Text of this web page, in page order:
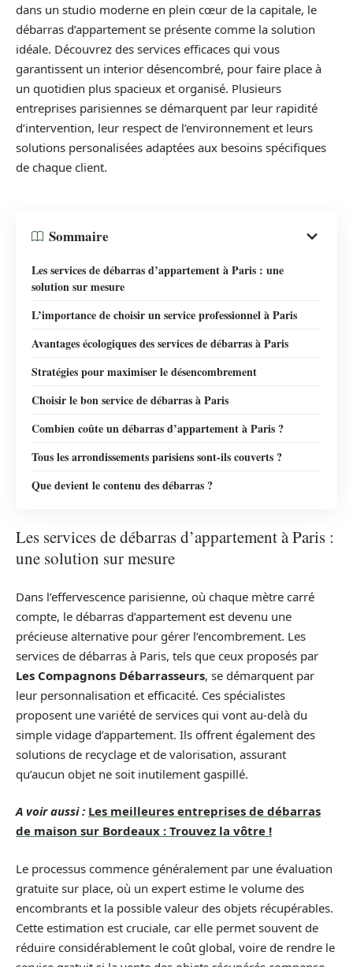
dans un studio moderne en plein cœur de la capitale, le
débarras d’appartement se présente comme la solution
idéale. Découvrez des services efficaces qui vous
garantissent un interior désencombré, pour faire place à
un quotidien plus spacieux et organisé. Plusieurs
entreprises parisiennes se démarquent par leur rapidité
d’intervention, leur respect de l’environnement et leurs
solutions personalisées adaptées aux besoins spécifiques
de chaque client.
Sommaire
Les services de débarras d’appartement à Paris : une
solution sur mesure
L’importance de choisir un service professionnel à Paris
Avantages écologiques des services de débarras à Paris
Stratégies pour maximiser le désencombrement
Choisir le bon service de débarras à Paris
Combien coûte un débarras d’appartement à Paris ?
Tous les arrondissements parisiens sont-ils couverts ?
Que devient le contenu des débarras ?
Les services de débarras d’appartement à Paris :
une solution sur mesure
Dans l’effervescence parisienne, où chaque mètre carré
compte, le débarras d’appartement est devenu une
précieuse alternative pour gérer l’encombrement. Les
services de débarras à Paris, tels que ceux proposés par
Les Compagnons Débarrasseurs, se démarquent par
leur personnalisation et efficacité. Ces spécialistes
proposent une variété de services qui vont au-delà du
simple vidage d’appartement. Ils offrent également des
solutions de recyclage et de valorisation, assurant
qu’aucun objet ne soit inutilement gaspillé.
A voir aussi : Les meilleures entreprises de débarras
de maison sur Bordeaux : Trouvez la vôtre !
Le processus commence généralement par une évaluation
gratuite sur place, où un expert estime le volume des
encombrants et la possible valeur des objets récupérables.
Cette estimation est cruciale, car elle permet souvent de
réduire considérablement le coût global, voire de rendre le